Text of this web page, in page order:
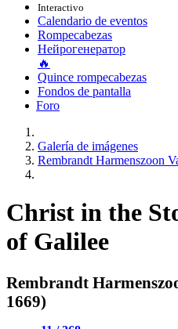
Interactivo
Calendario de eventos
Rompecabezas
Нейрогенератор
🔥
Quince rompecabezas
Fondos de pantalla
Foro
Galería de imágenes
Rembrandt Harmenszoon
Christ in the
of Galilee
Rembrandt
1669)